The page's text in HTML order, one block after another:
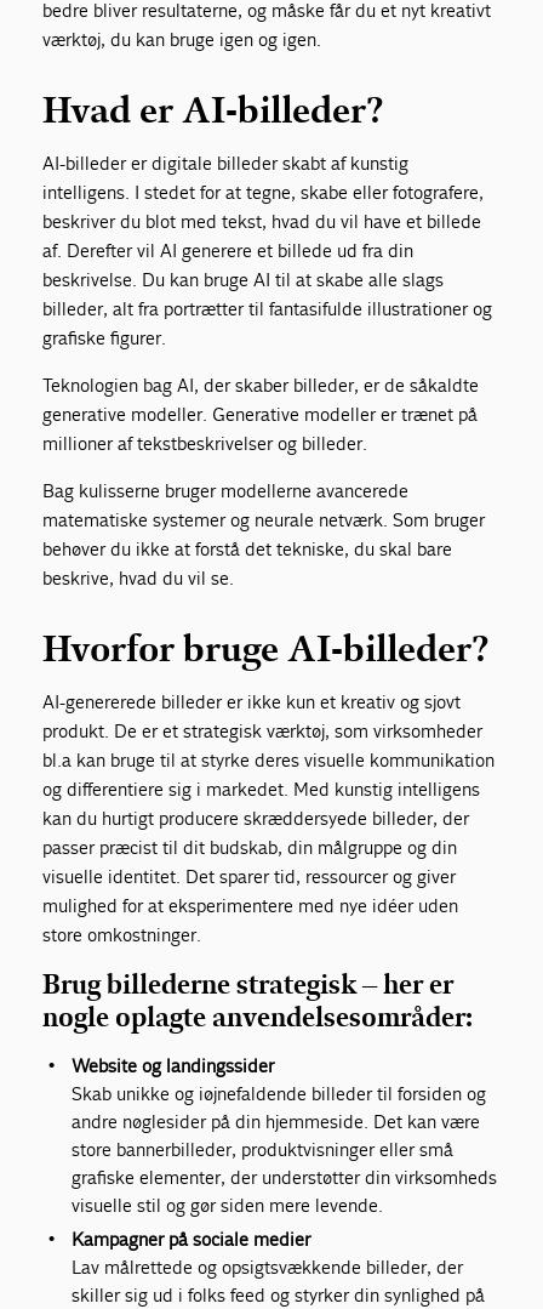
bedre bliver resultaterne, og måske får du et nyt kreativt
værktøj, du kan bruge igen og igen.
Hvad er AI-billeder?
AI-billeder er digitale billeder skabt af kunstig
intelligens. I stedet for at tegne, skabe eller fotografere,
beskriver du blot med tekst, hvad du vil have et billede
af. Derefter vil AI generere et billede ud fra din
beskrivelse. Du kan bruge AI til at skabe alle slags
billeder, alt fra portrætter til fantasifulde illustrationer og
grafiske figurer.
Teknologien bag AI, der skaber billeder, er de såkaldte
generative modeller. Generative modeller er trænet på
millioner af tekstbeskrivelser og billeder.
Bag kulisserne bruger modellerne avancerede
matematiske systemer og neurale netværk. Som bruger
behøver du ikke at forstå det tekniske, du skal bare
beskrive, hvad du vil se.
Hvorfor bruge AI-billeder?
AI-genererede billeder er ikke kun et kreativ og sjovt
produkt. De er et strategisk værktøj, som virksomheder
bl.a kan bruge til at styrke deres visuelle kommunikation
og differentiere sig i markedet. Med kunstig intelligens
kan du hurtigt producere skræddersyede billeder, der
passer præcist til dit budskab, din målgruppe og din
visuelle identitet. Det sparer tid, ressourcer og giver
mulighed for at eksperimentere med nye idéer uden
store omkostninger.
Brug billederne strategisk – her er
nogle oplagte anvendelsesområder:
Website og landingssider
Skab unikke og iøjnefaldende billeder til forsiden og
andre nøglesider på din hjemmeside. Det kan være
store bannerbilleder, produktvisninger eller små
grafiske elementer, der understøtter din virksomheds
visuelle stil og gør siden mere levende.
Kampagner på sociale medier
Lav målrettede og opsigtsvækkende billeder, der
skiller sig ud i folks feed og styrker din synlighed på